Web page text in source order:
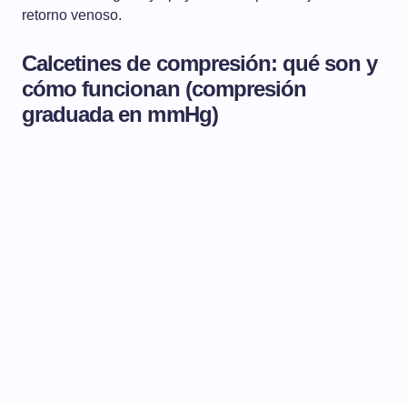
retorno venoso.
Calcetines de compresión: qué son y
cómo funcionan (compresión
graduada en mmHg)